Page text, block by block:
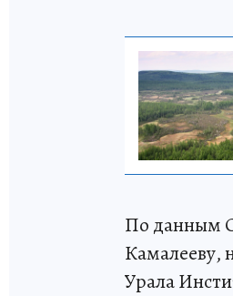
По данным
Камалееву,
Урала